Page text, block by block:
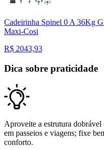
Cadeirinha Spinel 0 A 36Kg
Maxi-Cosi
R$ 2043,93
Dica sobre praticidade
Aproveite a estrutura dobrável
em passeios e viagens; fixe
conforto.